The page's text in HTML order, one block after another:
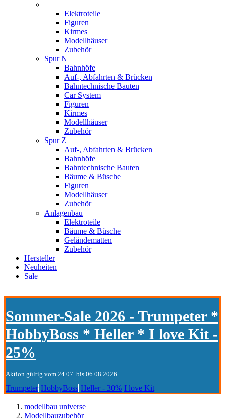
Elektroteile
Figuren
Kirmes
Modellhäuser
Zubehör
Spur N
Bahnhöfe
Auf-, Abfahrten & Brücken
Bahntechnische Bauten
Car System
Figuren
Kirmes
Modellhäuser
Zubehör
Spur Z
Auf-, Abfahrten & Brücken
Bahnhöfe
Bahntechnische Bauten
Bäume & Büsche
Figuren
Modellhäuser
Zubehör
Anlagenbau
Elektroteile
Bäume & Büsche
Geländematten
Zubehör
Hersteller
Neuheiten
Sale
Sommer-Sale 2026 - Trumpeter *
HobbyBoss * Heller * I love Kit -
25%
Aktion gültig vom 24.07. bis 06.08.2026
Trumpeter HobbyBoss Heller - 30% I love Kit
modellbau universe
Modellbauzubehör